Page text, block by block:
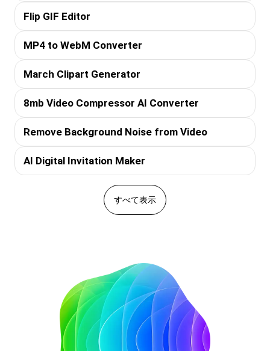
Flip GIF Editor
MP4 to WebM Converter
March Clipart Generator
8mb Video Compressor AI Converter
Remove Background Noise from Video
AI Digital Invitation Maker
すべて表示